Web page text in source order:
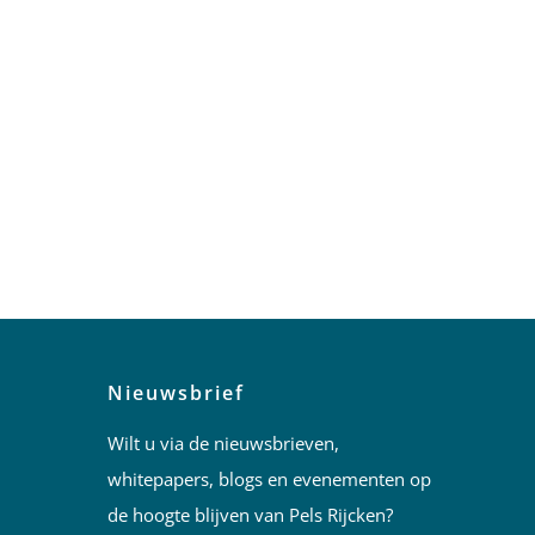
Nieuwsbrief
Wilt u via de nieuwsbrieven,
whitepapers, blogs en evenementen op
de hoogte blijven van Pels Rijcken?